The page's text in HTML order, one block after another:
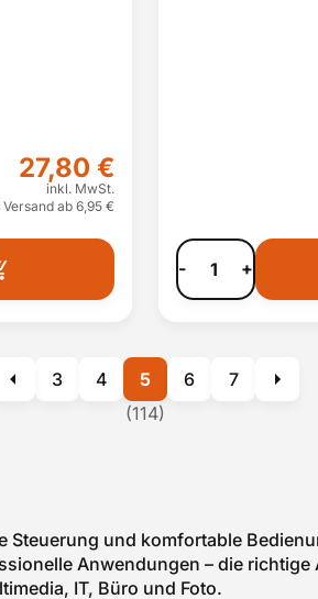
27,80 €
inkl. MwSt.
Versand ab 6,95 €
- +
(114)
3 4 5 6 7
und komfortable
Anwendungen – die
IT, Büro und Foto.